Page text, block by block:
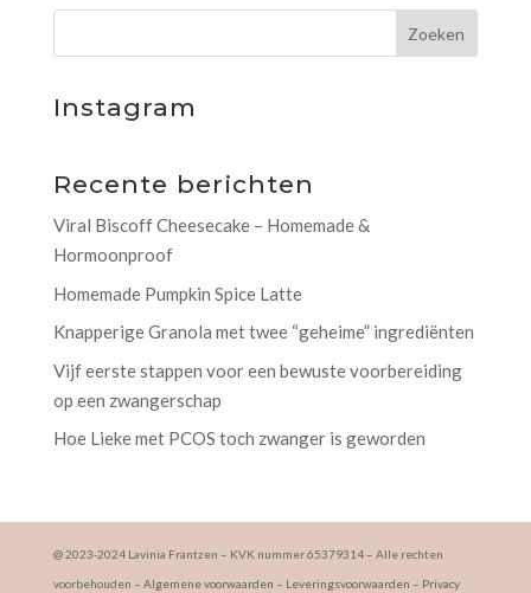
Instagram
Recente berichten
Viral Biscoff Cheesecake – Homemade &
Hormoonproof
Homemade Pumpkin Spice Latte
Knapperige Granola met twee “geheime” ingrediënten
Vijf eerste stappen voor een bewuste voorbereiding
op een zwangerschap
Hoe Lieke met PCOS toch zwanger is geworden
@ 2023-2024 Lavinia Frantzen – KVK nummer 65379314 – Alle rechten
voorbehouden – Algemene voorwaarden – Leveringsvoorwaarden – Privacy